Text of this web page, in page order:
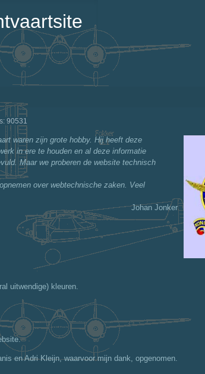
90531
waren zijn grote hobby. Hij heeft deze
in ere te houden en al deze informatie
Maar we proberen de website technisch
opnemen over webtechnische zaken. Veel
Johan Jonker
uitwendige) kleuren.
en Adri Kleijn, waarvoor mijn dank, opgenomen.